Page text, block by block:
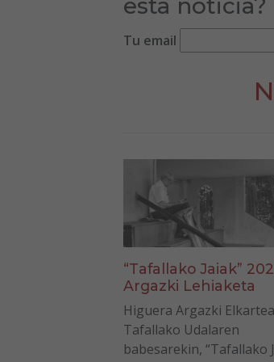
esta noticia?
Tu email
“Tafallako Jaiak”
Argazki Lehiaketa
Higuera Argazki
Tafallako Udalaren
babesarekin, “Tafallako